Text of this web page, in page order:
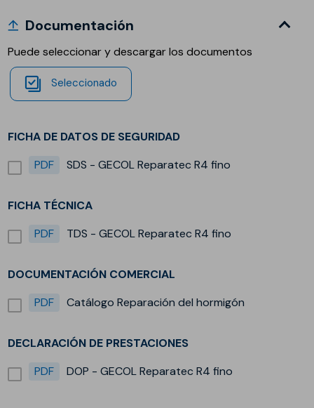
Documentación
Puede seleccionar y descargar los documentos
Seleccionado
FICHA DE DATOS DE SEGURIDAD
PDF
SDS - GECOL Reparatec R4 fino
FICHA TÉCNICA
PDF
TDS - GECOL Reparatec R4 fino
DOCUMENTACIÓN COMERCIAL
PDF
Catálogo Reparación del hormigón
DECLARACIÓN DE PRESTACIONES
PDF
DOP - GECOL Reparatec R4 fino